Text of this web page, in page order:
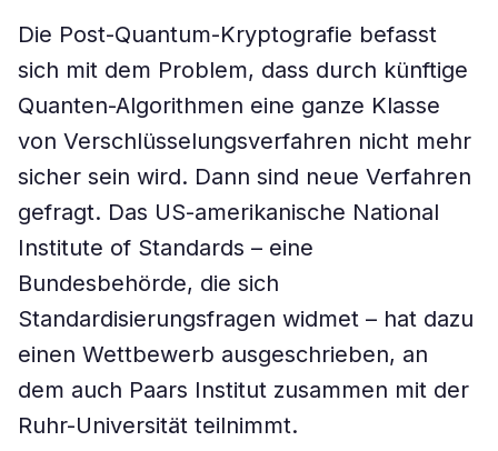
Die Post-Quantum-Kryptografie befasst
sich mit dem Problem, dass durch künftige
Quanten-Algorithmen eine ganze Klasse
von Verschlüsselungsverfahren nicht mehr
sicher sein wird. Dann sind neue Verfahren
gefragt. Das US-amerikanische National
Institute of Standards – eine
Bundesbehörde, die sich
Standardisierungsfragen widmet – hat dazu
einen Wettbewerb ausgeschrieben, an
dem auch Paars Institut zusammen mit der
Ruhr-Universität teilnimmt.